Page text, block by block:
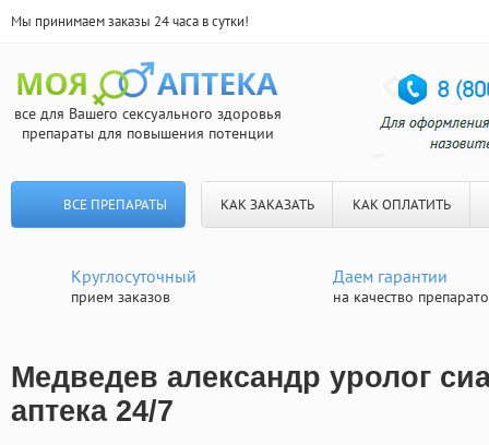
Мы принимаем заказы 24 часа в сутки!
все для Вашего сексуального здоровья
препараты для повышения потенции
ВСЕ ПРЕПАРАТЫ КАК ЗАКАЗАТЬ КАК ОПЛАТИТЬ
Круглосуточный
прием заказов
Даем гарантии
на качество
Медведев александр уролог
аптека 24/7